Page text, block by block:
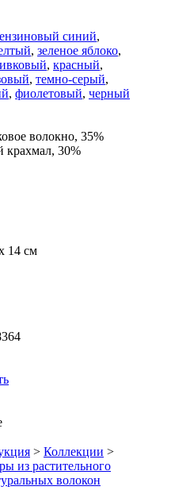
синий,
, зеленое яблоко,
, красный,
, темно-серый,
, фиолетовый, черный
волокно, 35%
крахмал, 30%
14 см
> Коллекции >
из растительного
волокон